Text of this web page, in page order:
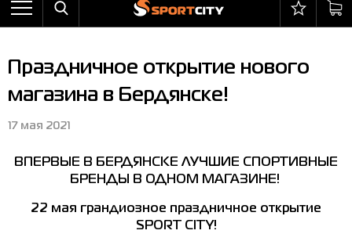
Назад
Брюки
Ветровки
Комбинезоны
Назад
Кроссовки
Пляжная обувь
Сандалии
Назад
Бейсболки и панамы
Бокс
Мячи
Назад
Arena
Asics
Evoids
Назад
Бра
Брюки
Костюмы
Назад
Возврат и обмен
Гарантия на товары
Контакт центр
Праздничное открытие нового
магазина в Бердянске!
17 мая 2021
ВПЕРВЫЕ В БЕРДЯНСКЕ ЛУЧШИЕ СПОРТИВНЫЕ
БРЕНДЫ В ОДНОМ МАГАЗИНЕ!
22 мая грандиозное праздничное открытие
SPORT CITY!